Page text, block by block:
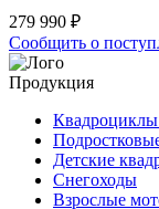
279 990 ₽
Сообщить о
Продукция
Квадроциклы
Детские
Снегоходы
Взрослые